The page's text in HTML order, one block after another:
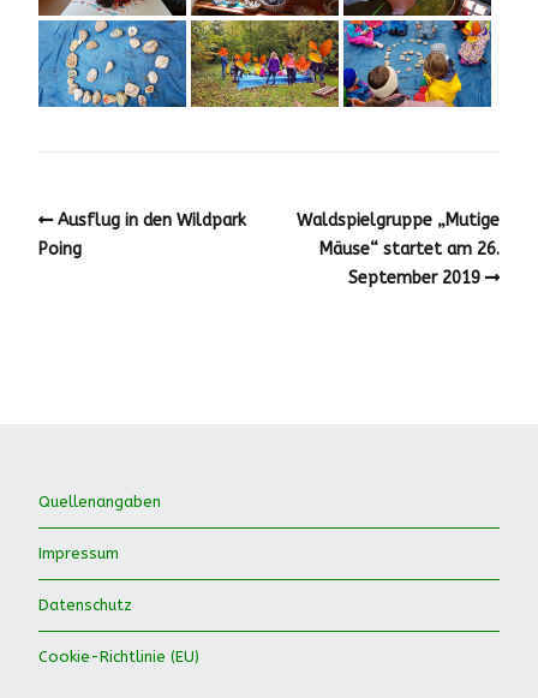
Ausflug in den Wildpark
Poing
Waldspielgruppe „Mutige
Mäuse“ startet am 26.
September 2019
Quellenangaben
Impressum
Datenschutz
Cookie-Richtlinie (EU)